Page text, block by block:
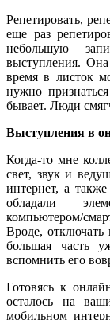
Репетировать,
еще раз
небольшую
выступления.
время в листок
нужно
бывает. Люди
Выступления в
Когда-то мне
свет, звук и
интернет, а
обладали
компьютером/
Вроде,
большая часть
вспомнить его
Готовясь к
осталось на
мобильном